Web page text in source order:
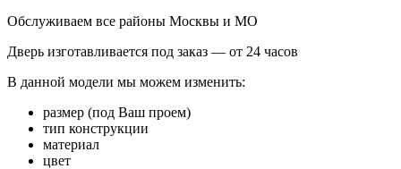
Обслуживаем все районы Москвы и МО
Дверь изготавливается под заказ — от 24 часов
В данной модели мы можем изменить:
размер (под Ваш проем)
тип конструкции
материал
цвет